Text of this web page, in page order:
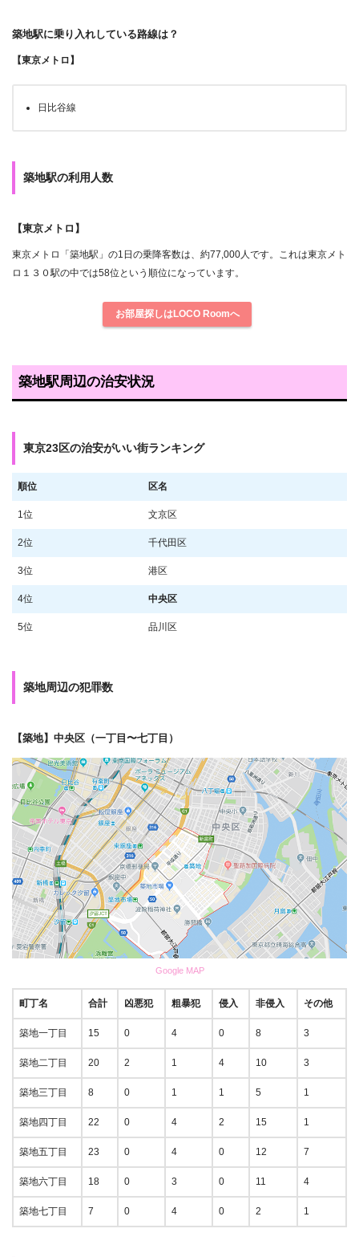
築地駅に乗り入れしている路線は？
【東京メトロ】
日比谷線
築地駅の利用人数
【東京メトロ】
東京メトロ「築地駅」の1日の乗降客数は、約77,000人です。これは東京メト
ロ１３０駅の中では58位という順位になっています。
お部屋探しはLOCO Roomへ
築地駅周辺の治安状況
東京23区の治安がいい街ランキング
順位 区名
1位 文京区
2位 千代田区
3位 港区
4位 中央区
5位 品川区
築地周辺の犯罪数
【築地】中央区（一丁目〜七丁目）
Google MAP
町丁名 合計 凶悪犯 粗暴犯 侵入 非侵入 その他
築地一丁目 15 0 4 0 8 3
築地二丁目 20 2 1 4 10 3
築地三丁目 8 0 1 1 5 1
築地四丁目 22 0 4 2 15 1
築地五丁目 23 0 4 0 12 7
築地六丁目 18 0 3 0 11 4
築地七丁目 7 0 4 0 2 1